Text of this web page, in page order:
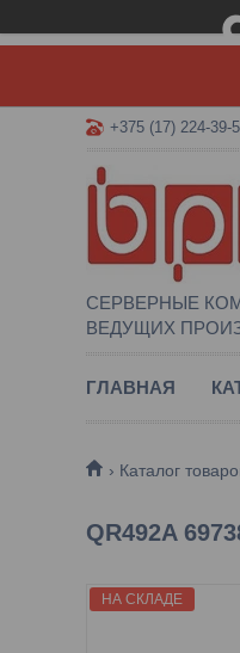
+375 (17) 224-39-
СЕРВЕРНЫЕ
ВЕДУЩИХ
ГЛАВНАЯ
Каталог
QR492A
НА СКЛАДЕ